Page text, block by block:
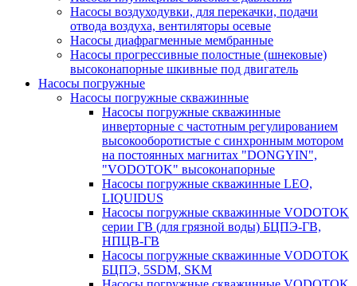
Насосы воздуходувки, для перекачки, подачи
отвода воздуха, вентиляторы осевые
Насосы диафрагменные мембранные
Насосы прогрессивные полостные (шнековые)
высоконапорные шкивные под двигатель
Насосы погружные
Насосы погружные скважинные
Насосы погружные скважинные
инверторные с частотным регулированием
высокооборотистые с синхронным мотором
на постоянных магнитах "DONGYIN",
"VODOTOK" высоконапорные
Насосы погружные скважинные LEO,
LIQUIDUS
Насосы погружные скважинные VODOTOK
серии ГВ (для грязной воды) БЦПЭ-ГВ,
НПЦВ-ГВ
Насосы погружные скважинные VODOTOK
БЦПЭ, 5SDM, SKM